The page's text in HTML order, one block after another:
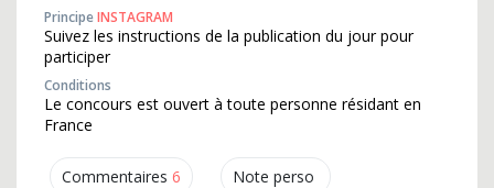
Commentaires 6 Note perso
PrincipeINSTAGRAM
Suivez les instructions de la publication du jour pour
participer
Conditions
Le concours est ouvert à toute personne résidant en
France